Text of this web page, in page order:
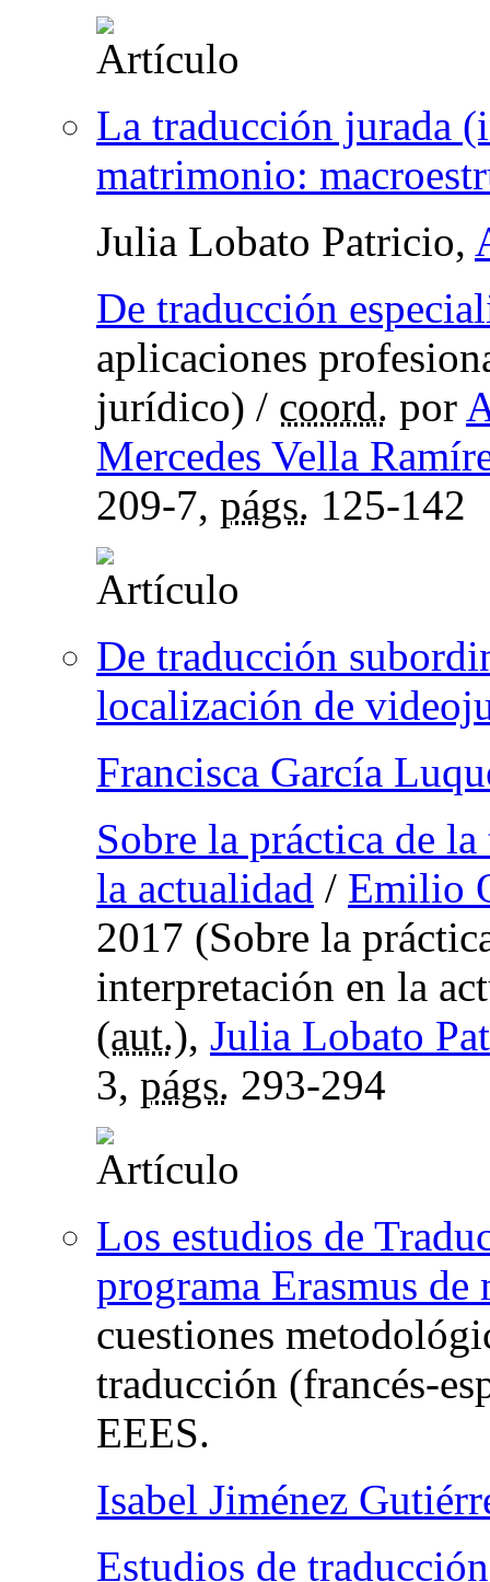
La traducción jurada
matrimonio:
Julia Lobato Patricio,
De traducción
aplicaciones
jurídico) / coord. por
Mercedes Vella
209-7, págs. 125-142
De traducción
localización de
Francisca García
Sobre la práctica de
la actualidad / Emilio
2017 (Sobre la
interpretación en la
(aut.), Julia Lobato
3, págs. 293-294
Los estudios de
programa Erasmus
cuestiones
traducción (francés-
EEES.
Isabel Jiménez
Estudios de